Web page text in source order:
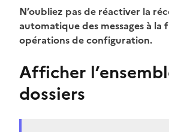
N’oubliez pas de réactiver la
automatique des messages à la
opérations de configuration.
Afficher
dossiers